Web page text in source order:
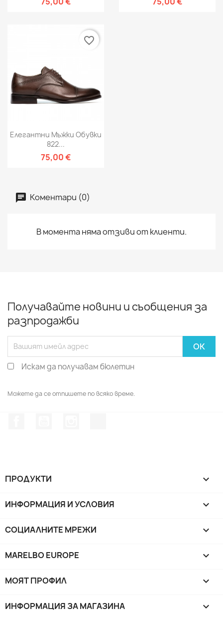
Елегантни Мъжки Обувки
822...
75,00 €
favorite_border
Коментари (0)
В момента няма отзиви от клиенти.
Получавайте новини и съобщения за
разпродажби
Искам да получавам бюлетин
Можете да се отпишете по всяко време.
ПРОДУКТИ 
ИНФОРМАЦИЯ И УСЛОВИЯ 
СОЦИАЛНИТЕ МРЕЖИ 
MARELBO EUROPE 
МОЯТ ПРОФИЛ 
ИНФОРМАЦИЯ ЗА МАГАЗИНА keyboard_arrow_down